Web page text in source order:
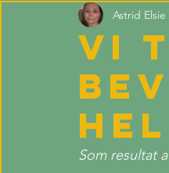
Vi
Astrid
Som resultat